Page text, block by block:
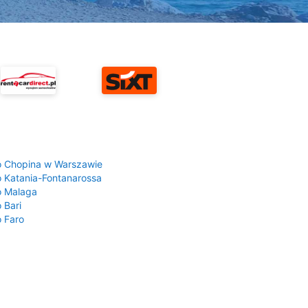
Chopina w Warszawie
Katania-Fontanarossa
Malaga
Bari
Faro